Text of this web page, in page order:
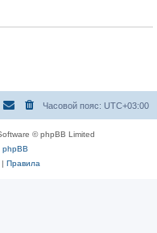
Часовой пояс: UTC+03:00
© phpBB Limited
phpBB
Правила